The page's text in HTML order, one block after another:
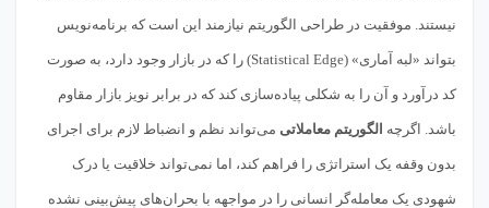
نیستند. موفقیت در طراحی الگوریتم نیازمند این است که برنامه‌نویس
بتواند «لبه آماری» (Statistical Edge) را که در بازار وجود دارد، به صورت
کد درآورد و آن را به شکلی پیاده‌سازی کند که در برابر نویز بازار مقاوم
باشد. اگرچه الگوریتم معاملاتی می‌تواند نظم و انضباط لازم برای اجرای
بدون وقفه یک استراتژی را فراهم کند، اما نمی‌تواند خلاقیت یا درک
شهودی یک معامله‌گر انسانی را در مواجهه با بحران‌های پیش‌بینی نشده